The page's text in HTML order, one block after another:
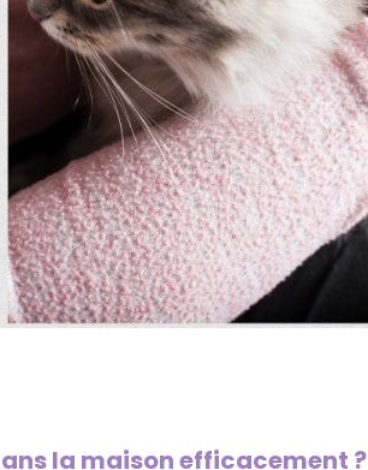
la maison efficacement ?